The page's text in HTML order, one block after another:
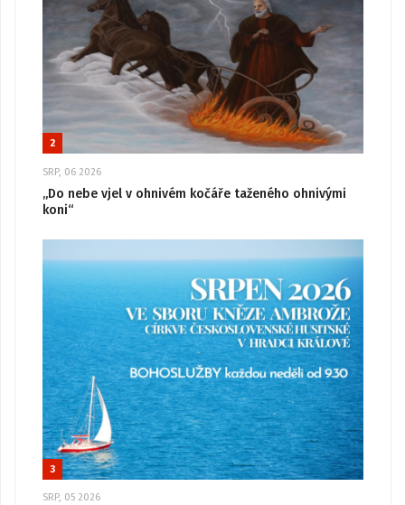
2
SRP, 06 2026
„Do nebe vjel v ohnivém kočáře taženého ohnivými
koni“
3
SRP, 05 2026